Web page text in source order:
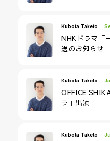
Kubota Taketo
NHKドラマ「
送のお知らせ
Kubota Taketo
OFFICE
ラ」出演
Kubota Taketo